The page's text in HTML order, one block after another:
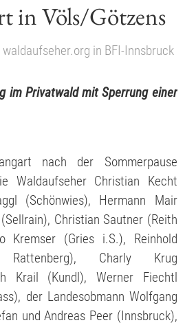
in Völs/Götzens
waldaufseher.org in BFI-Innsbruck
im Privatwald mit Sperrung einer
nach der Sommerpause
Waldaufseher Christian Kecht
(Schönwies), Hermann Mair
Christian Sautner (Reith
Kremser (Gries i.S.), Reinhold
Rattenberg), Charly Krug
Krail (Kundl), Werner Fiechtl
der Landesobmann Wolfgang
und Andreas Peer (Innsbruck),